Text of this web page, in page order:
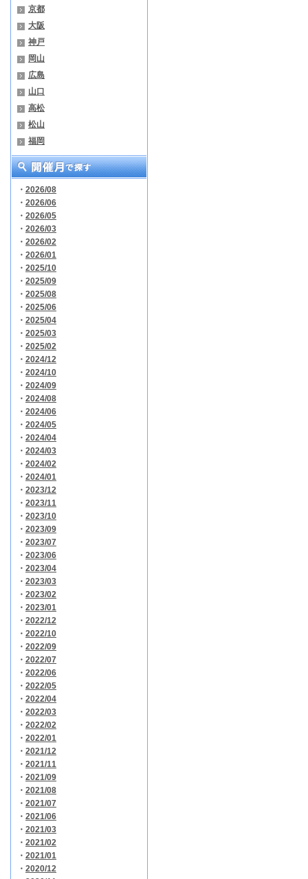
京都
大阪
神戸
岡山
広島
山口
高松
松山
福岡
・ 2026/08
・ 2026/06
・ 2026/05
・ 2026/03
・ 2026/02
・ 2026/01
・ 2025/10
・ 2025/09
・ 2025/08
・ 2025/06
・ 2025/04
・ 2025/03
・ 2025/02
・ 2024/12
・ 2024/10
・ 2024/09
・ 2024/08
・ 2024/06
・ 2024/05
・ 2024/04
・ 2024/03
・ 2024/02
・ 2024/01
・ 2023/12
・ 2023/11
・ 2023/10
・ 2023/09
・ 2023/07
・ 2023/06
・ 2023/04
・ 2023/03
・ 2023/02
・ 2023/01
・ 2022/12
・ 2022/10
・ 2022/09
・ 2022/07
・ 2022/06
・ 2022/05
・ 2022/04
・ 2022/03
・ 2022/02
・ 2022/01
・ 2021/12
・ 2021/11
・ 2021/09
・ 2021/08
・ 2021/07
・ 2021/06
・ 2021/03
・ 2021/02
・ 2021/01
・ 2020/12